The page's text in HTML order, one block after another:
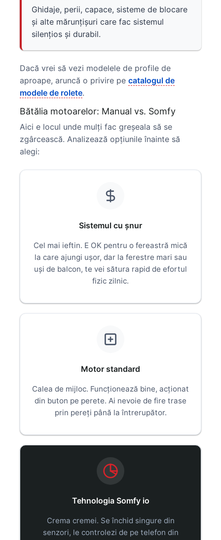
Ghidaje, perii, capace, sisteme de blocare
și alte mărunțișuri care fac sistemul
silențios și durabil.
Dacă vrei să vezi modelele de profile de
aproape, aruncă o privire pe catalogul de
modele de rolete.
Bătălia motoarelor: Manual vs. Somfy
Aici e locul unde mulți fac greșeala să se
zgârcească. Analizează opțiunile înainte să
alegi:
Sistemul cu șnur
Cel mai ieftin. E OK pentru o fereastră mică
la care ajungi ușor, dar la ferestre mari sau
uși de balcon, te vei sătura rapid de efortul
fizic zilnic.
Motor standard
Calea de mijloc. Funcționează bine, acționat
din buton pe perete. Ai nevoie de fire trase
prin pereți până la întrerupător.
Tehnologia Somfy io
Crema cremei. Se închid singure din
senzori, le controlezi de pe telefon din